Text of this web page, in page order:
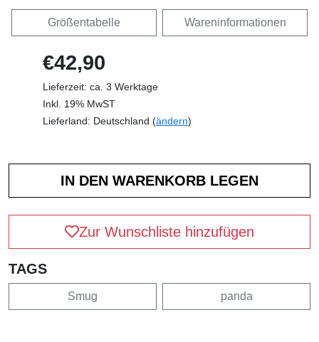
Größentabelle Wareninformationen
€42,90
Lieferzeit: ca. 3 Werktage
Inkl. 19% MwST
Lieferland: Deutschland (ändern)
Zur Wunschliste hinzufügen
TAGS
Smug panda